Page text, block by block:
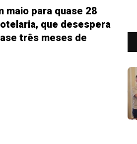
maio para quase 28
que desespera
três meses de